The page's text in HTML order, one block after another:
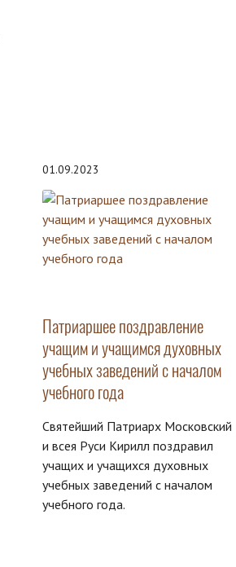
01.09.2023
Патриаршее поздравление
учащим и учащимся духовных
учебных заведений с началом
учебного года
Святейший Патриарх Московский
и всея Руси Кирилл поздравил
учащих и учащихся духовных
учебных заведений с началом
учебного года.